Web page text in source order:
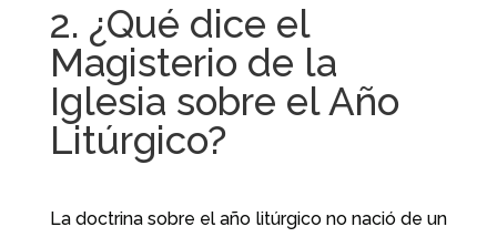
2. ¿Qué dice el
Magisterio de la
Iglesia sobre el Año
Litúrgico?
La doctrina sobre el año litúrgico no nació de un